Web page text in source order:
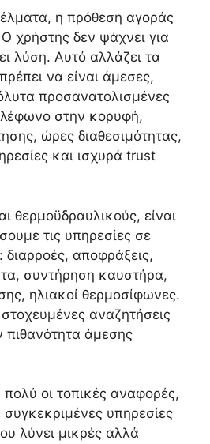
η πρόθεση αγοράς
χρήστης δεν ψάχνει για
λύση. Αυτό αλλάζει τα
να είναι άμεσες,
προσανατολισμένες
στην κορυφή,
ώρες διαθεσιμότητας,
και ισχυρά trust
θερμοϋδραυλικούς, είναι
τις υπηρεσίες σε
διαρροές, αποφράξεις,
συντήρηση καυστήρα,
ηλιακοί θερμοσίφωνες.
αναζητήσεις
πιθανότητα άμεσης
οι τοπικές αναφορές,
συγκεκριμένες υπηρεσίες
λύνει μικρές αλλά